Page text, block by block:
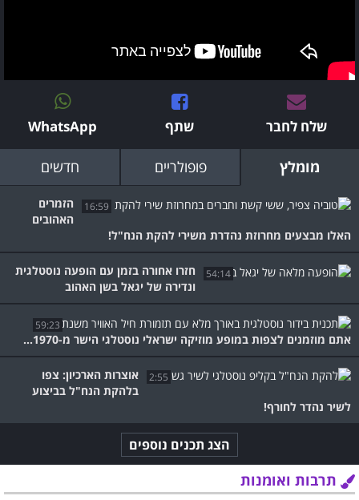
שלח לחבר שתף WhatsApp
מומלץ פופולריים חדשים
16:59
הזמרים
האהובים
האלו מבצעים מחרוזת נהדרת משירי להקת הנח"ל!
54:14
חזרו אחורה בזמן עם הופעה נוסטלגית
ונדירה של יגאל בשן האהוב
59:23
אתם מוזמנים לצפות במופע מוזיקה ישראלי נוסטלגי הישר מ-1970...
2:55
אוצרות הארכיון: צפו
בלהקת הנח"ל בביצוע
לשיר נהדר לחורף!
הצג תכנים נוספים
תרבות ואומנות